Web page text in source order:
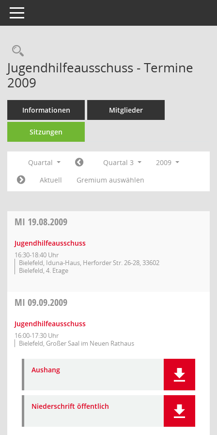
Toggle navigation
Rechercheauswahl
Jugendhilfeausschuss - Termine
2009
Informationen Mitglieder
Sitzungen
Quartal Quartal 3
2009
Aktuell
Gremium auswählen
MI 19.08.2009
Jugendhilfeausschuss
16:30-18:40 Uhr
Bielefeld, Iduna-Haus, Herforder Str. 26-28, 33602
Bielefeld, 4. Etage
MI 09.09.2009
Jugendhilfeausschuss
16:00-17:30 Uhr
Bielefeld, Großer Saal im Neuen Rathaus
Aushang
Niederschrift öffentlich